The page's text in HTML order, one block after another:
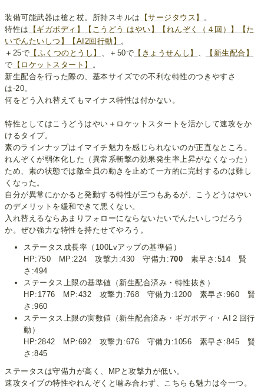
装備可能武器は槍と杖。所持スキルは 【サージタウス】 。
特性は
【ギガボディ】 【こうどう はやい】 【れんぞく（４回）】
【た
いでんたいしつ】
【AI2回行動】 。
＋25で 【ふくつのとうし】 、＋50で 【きょうせんし】 、
【新生配合】
で 【ロケットスタート】 。
新生配合を行った際の、基本サイズでの不利な特性のつきやすさ
は-20。
何をどう入れ替えてもマイナス特性は付かない。
特性としてはこうどうはやい＋ロケットスタートを活かして速攻をか
けるタイプ。
素のラインナップはイマイチ魅力を感じられないのが正直なところ。
れんぞくが弱体化した（異常系斬撃の効果発生率上昇がなくなった）
ため、素の状態では敵全員の動きを止めて一方的に完封するのは難し
くなった。
自分が異常にかかると発動する特性が三つもあるが、こうどうはやい
のデメリットを緩和できて悪くない。
入れ替えるならあまりフォローにならないたいでんたいしつだろう
か。ぜひ強力な特性を持たせてやろう。
ステータス成長率（100Lvアップの基準値）
HP:750 MP:224 攻撃力:430 守備力:700 素早さ:514 賢
さ:494
ステータス上限の基準値（新生配合済み・特性抜き）
HP:1776 MP:432 攻撃力:768 守備力:1200 素早さ:960 賢
さ:960
ステータス上限の実数値（新生配合済み・ギガボディ・AI２回行
動）
HP:2842 MP:692 攻撃力:676 守備力:1056 素早さ:845 賢
さ:845
ステータスは守備力が高く、MPと攻撃力が低い。
速攻タイプの特性やれんぞくと噛み合わず、こちらも魅力は今一つ。